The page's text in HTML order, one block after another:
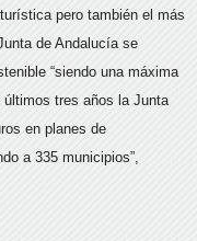
pero también el más
de Andalucía se
“siendo una máxima
últimos tres años la Junta
en planes de
a 335 municipios”,